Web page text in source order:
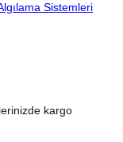
Sistemleri
kargo